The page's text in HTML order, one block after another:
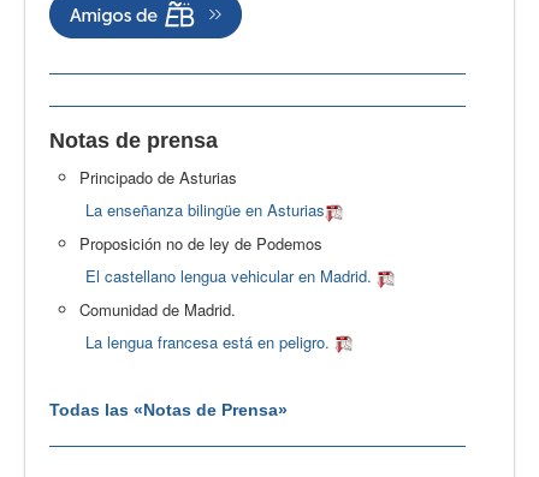
Notas de prensa
Principado de Asturias
La enseñanza bilingüe en Asturias
Proposición no de ley de Podemos
El castellano lengua vehicular en Madrid.
Comunidad de Madrid.
La lengua francesa está en peligro.
Todas las «Notas de Prensa»